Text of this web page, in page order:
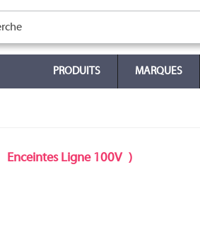
PRODUITS MARQUES
Enceintes Ligne 100V )